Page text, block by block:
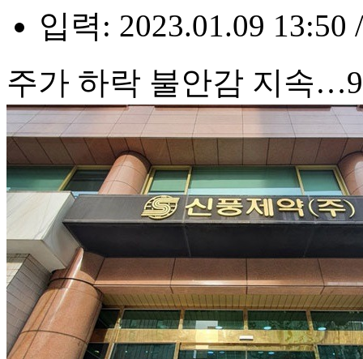
입력: 2023.01.09 13:50
주가 하락 불안감 지속